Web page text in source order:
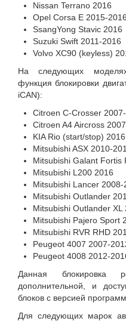
Nissan Terrano 2016
Opel Corsa E 2015-2016
SsangYong Stavic 2016
Suzuki Swift 2011-2016
Volvo XC90 (keyless)
На следующих
функция блокировки
iCAN):
Citroen C-Crosser
Citroen A4 Aircross
KIA Rio (start/stop) 2016
Mitsubishi ASX 2010-
Mitsubishi Galant Fortis
Mitsubishi L200 2016
Mitsubishi Lancer 2008-
Mitsubishi Outlander
Mitsubishi Outlander XL
Mitsubishi Pajero Sport
Mitsubishi RVR RHD
Peugeot 4007 2007-
Peugeot 4008 2012-
Данная блокировка
дополнительной, и
блоков с версией
Для следующих марок